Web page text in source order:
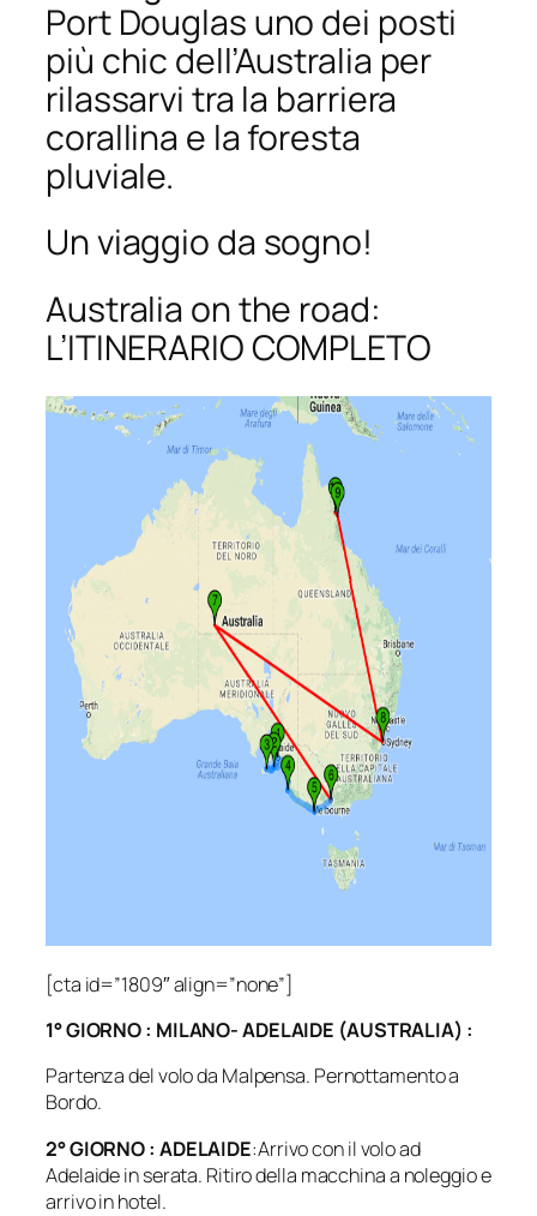
Port Douglas uno dei posti
più chic dell’Australia per
rilassarvi tra la barriera
corallina e la foresta
pluviale.
Un viaggio da sogno!
Australia on the road:
L’ITINERARIO COMPLETO
[cta id=”1809″ align=”none”]
1° GIORNO : MILANO- ADELAIDE (AUSTRALIA) :
Partenza del volo da Malpensa. Pernottamento a
Bordo.
2° GIORNO : ADELAIDE:Arrivo con il volo ad
Adelaide in serata. Ritiro della macchina a noleggio e
arrivo in hotel.